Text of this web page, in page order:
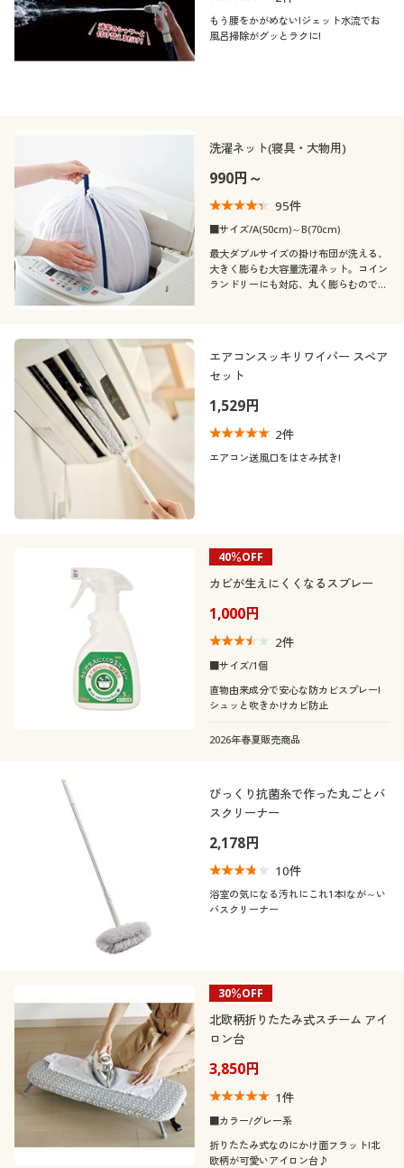
もう腰をかがめない!ジェット水流でお
風呂掃除がグッとラクに!
洗濯ネット(寝具・大物用)
990円～
95件
■サイズ/A(50cm)～B(70cm)
最大ダブルサイズの掛け布団が洗える、
大きく膨らむ大容量洗濯ネット。コイン
ランドリーにも対応、丸く膨らむのでド
エアコンスッキリワイパー スペア
セット
1,529円
2件
エアコン送風口をはさみ拭き!
40％OFF
カビが生えにくくなるスプレー
1,000円
2件
■サイズ/1個
直物由来成分で安心な防カビスプレー!
シュッと吹きかけカビ防止
2026年春夏販売商品
びっくり抗菌糸で作った丸ごとバ
スクリーナー
2,178円
10件
浴室の気になる汚れにこれ1本!なが～い
バスクリーナー
30％OFF
北欧柄折りたたみ式スチーム アイ
ロン台
3,850円
1件
■カラー/グレー系
折りたたみ式なのにかけ面フラット!北
欧柄が可愛いアイロン台♪